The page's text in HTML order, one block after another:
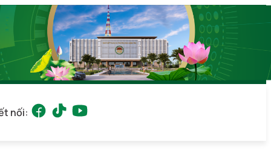
nối: